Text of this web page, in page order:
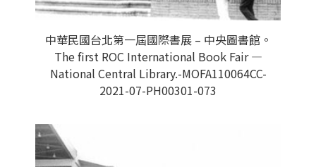
中華民國台北第一屆國際書展 – 中央圖書館。
The first ROC International Book Fair —
National Central Library.-MOFA110064CC-
2021-07-PH00301-073